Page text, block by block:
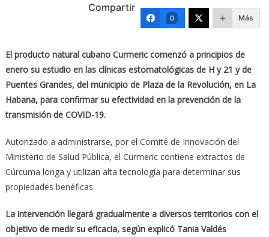
Compartir
0 Más
El producto natural cubano Curmeric comenzó a principios de
enero su estudio en las clínicas estomatológicas de H y 21 y de
Puentes Grandes, del municipio de Plaza de la Revolución, en La
Habana, para confirmar su efectividad en la prevención de la
transmisión de COVID-19.
Autorizado a administrarse, por el Comité de Innovación del
Ministerio de Salud Pública, el Curmeric contiene extractos de
Cúrcuma longa y utilizan alta tecnología para determinar sus
propiedades benéficas.
La intervención llegará gradualmente a diversos territorios con el
objetivo de medir su eficacia, según explicó Tania Valdés